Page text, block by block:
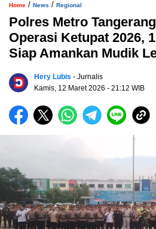
Home / News / Regional
Polres Metro
Operasi Ketupat 2026,
Siap Amankan Mudik
Hery Lubis - Jurnalis
Kamis, 12 Maret 2026 - 21:12 WIB